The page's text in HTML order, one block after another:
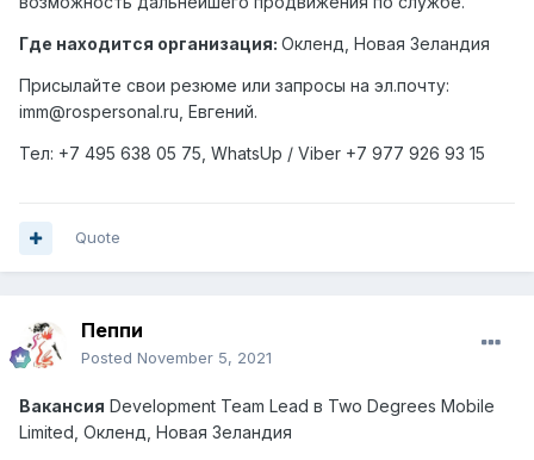
Где находится организация: Окленд, Новая Зеландия
Присылайте свои резюме или запросы на эл.почту:
imm@rospersonal.ru, Евгений.
Тел: +7 495 638 05 75, WhatsUp / Viber +7 977 926 93 15
Quote
Пеппи
Posted November 5, 2021
Вакансия Development Team Lead в Two Degrees Mobile
Limited, Окленд Новая Зеландия